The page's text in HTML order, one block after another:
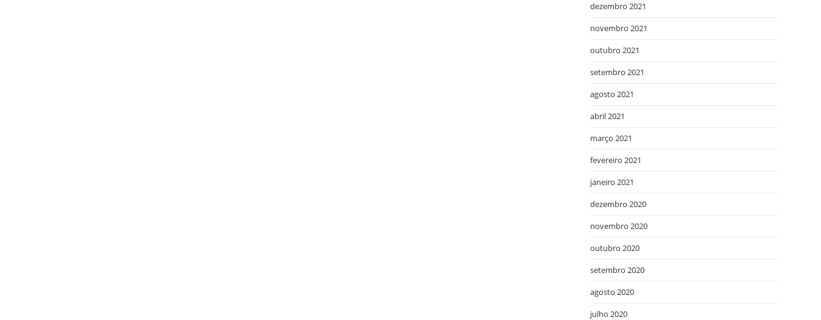
dezembro 2021
novembro 2021
outubro 2021
setembro 2021
agosto 2021
abril 2021
março 2021
fevereiro 2021
janeiro 2021
dezembro 2020
novembro 2020
outubro 2020
setembro 2020
agosto 2020
julho 2020